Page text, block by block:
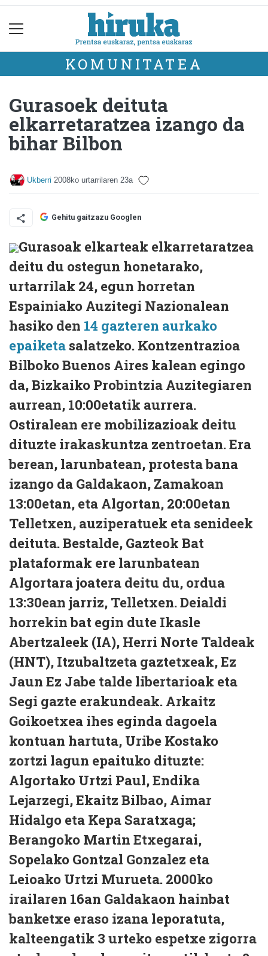
KOMUNITATEA
Gurasoek deituta
elkarretaratzea izango da
bihar Bilbon
Ukberri 2008ko urtarrilaren 23a
Gehitu gaitzazu Googlen
Gurasoak elkarteak elkarretaratzea
deitu du ostegun honetarako,
urtarrilak 24, egun horretan
Espainiako Auzitegi Nazionalean
hasiko den 14 gazteren aurkako
epaiketa salatzeko. Kontzentrazioa
Bilboko Buenos Aires kalean egingo
da, Bizkaiko Probintzia Auzitegiaren
aurrean, 10:00etatik aurrera.
Ostiralean ere mobilizazioak deitu
dituzte irakaskuntza zentroetan. Era
berean, larunbatean, protesta bana
izango da Galdakaon, Zamakoan
13:00etan, eta Algortan, 20:00etan
Telletxen, auziperatuek eta senideek
deituta. Bestalde, Gazteok Bat
plataformak ere larunbatean
Algortara joatera deitu du, ordua
13:30ean jarriz, Telletxen. Deialdi
horrekin bat egin dute Ikasle
Abertzaleek (IA), Herri Norte Taldeak
(HNT), Itzubaltzeta gaztetxeak, Ez
Jaun Ez Jabe talde libertarioak eta
Segi gazte erakundeak. Arkaitz
Goikoetxea ihes eginda dagoela
kontuan hartuta, Uribe Kostako
zortzi lagun epaituko dituzte:
Algortako Urtzi Paul, Endika
Lejarzegi, Ekaitz Bilbao, Aimar
Hidalgo eta Kepa Saratxaga;
Berangoko Martin Etxegarai,
Sopelako Gontzal Gonzalez eta
Leioako Urtzi Murueta. 2000ko
irailaren 16an Galdakaon hainbat
banketxe eraso izana leporatuta,
kalteengatik 3 urteko espetxe zigorra